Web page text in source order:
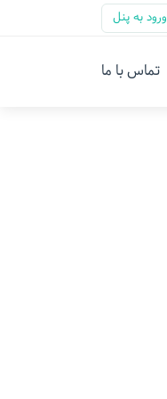
ورود به پنل
تماس با ما